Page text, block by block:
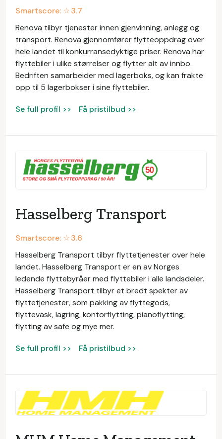
Smartscore: ☆3.7
Renova tilbyr tjenester innen gjenvinning, anlegg og
transport. Renova gjennomfører flytteoppdrag over
hele landet til konkurransedyktige priser. Renova har
flyttebiler i ulike størrelser og flytter alt av innbo.
Bedriften samarbeider med lagerboks, og kan frakte
opp til 5 lagerbokser i sine flyttebiler.
Se full profil >> Få pristilbud >>
Hasselberg Transport
Smartscore: ☆3.6
Hasselberg Transport tilbyr flyttetjenester over hele
landet. Hasselberg Transport er en av Norges
ledende flyttebyråer med flyttebiler i alle landsdeler.
Hasselberg Transport tilbyr et bredt spekter av
flyttetjenester, som pakking av flyttegods,
flyttevask, lagring, kontorflytting, pianoflytting,
flytting av safe og mye mer.
Se full profil >> Få pristilbud >>